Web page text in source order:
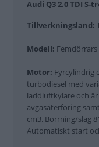
Audi Q3 2.0 TDI S-
Tillverkningsland:
Modell: Femdörrars
Motor: Fyrcylindrig
turbodiesel med
laddluftkylare och
avgasåterföring
cm3. Borrning/slag
Automatiskt start